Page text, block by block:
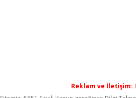
Reklam ve İletişim: